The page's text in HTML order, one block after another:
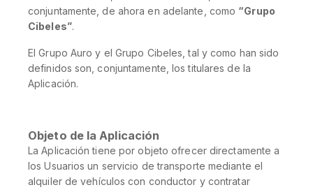
conjuntamente, de ahora en adelante, como “Grupo
Cibeles”.
El Grupo Auro y el Grupo Cibeles, tal y como han sido
definidos son, conjuntamente, los titulares de la
Aplicación.
Objeto de la Aplicación
La Aplicación tiene por objeto ofrecer directamente a
los Usuarios un servicio de transporte mediante el
alquiler de vehículos con conductor y contratar